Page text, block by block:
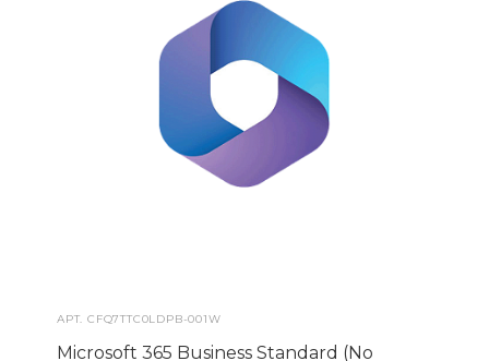
АРТ.CFQ7TTC0LDPB-001W
Microsoft 365 Business Standard (No